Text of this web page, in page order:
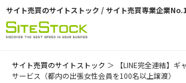
サイト売買のサイトストック / サイト売買専業企業
サイト売買のサイトストック ＞ 【LINE完全連結】ギ
サービス（都内の出張女性会員を100名以上譲渡）